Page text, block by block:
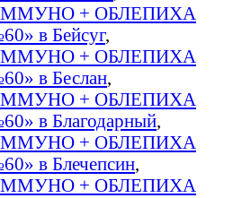
+ ОБЛЕПИХА
в Бейсуг,
+ ОБЛЕПИХА
в Беслан,
+ ОБЛЕПИХА
в Благодарный,
+ ОБЛЕПИХА
в Блечепсин,
+ ОБЛЕПИХА